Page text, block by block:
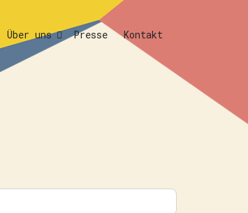
Über uns Presse Kontakt